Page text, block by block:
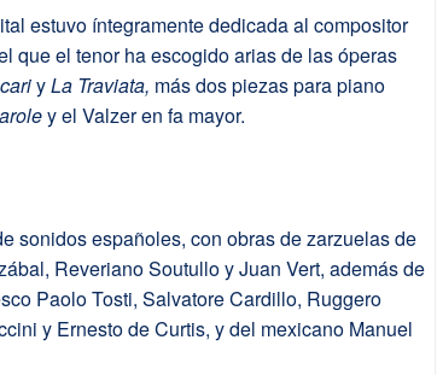
estuvo íntegramente dedicada al compositor
que el tenor ha escogido arias de las óperas
yLa Traviata, más dos piezas para piano
y el Valzer en fa mayor.
sonidos españoles, con obras de zarzuelas de
Reveriano Soutullo y Juan Vert, además de
Paolo Tosti, Salvatore Cardillo, Ruggero
y Ernesto de Curtis, y del mexicano Manuel